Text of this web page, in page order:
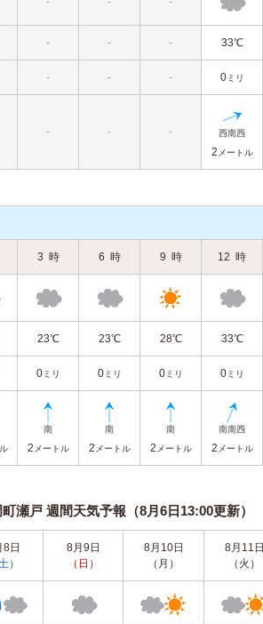
- - - 33℃
- - - 0ミリ
- -
-
2 メートル
3 時 6 時 9 時 12 時
23℃ 23℃ 28℃ 33℃
0ミリ 0ミリ 0ミリ 0ミリ
2 メートル 2 メートル 2 メートル 2 メートル
瀬戸 週間天気予報（8月6日13:00更新）
8日
）
8月9日
（日）
8月10日
（月）
8月11日
（火）